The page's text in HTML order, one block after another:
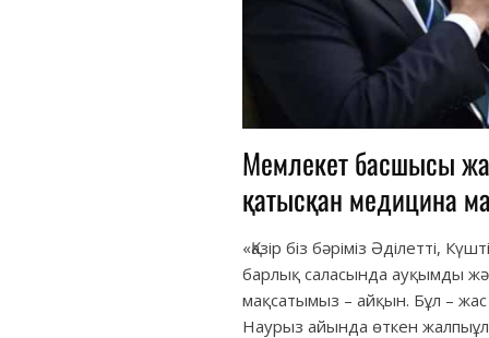
Мемлекет басшысы
қатысқан медицина
«Қазір біз бәріміз Әділетті,
барлық саласында ауқымды
мақсатымыз – айқын. Бұл – жас
Наурыз айында өткен